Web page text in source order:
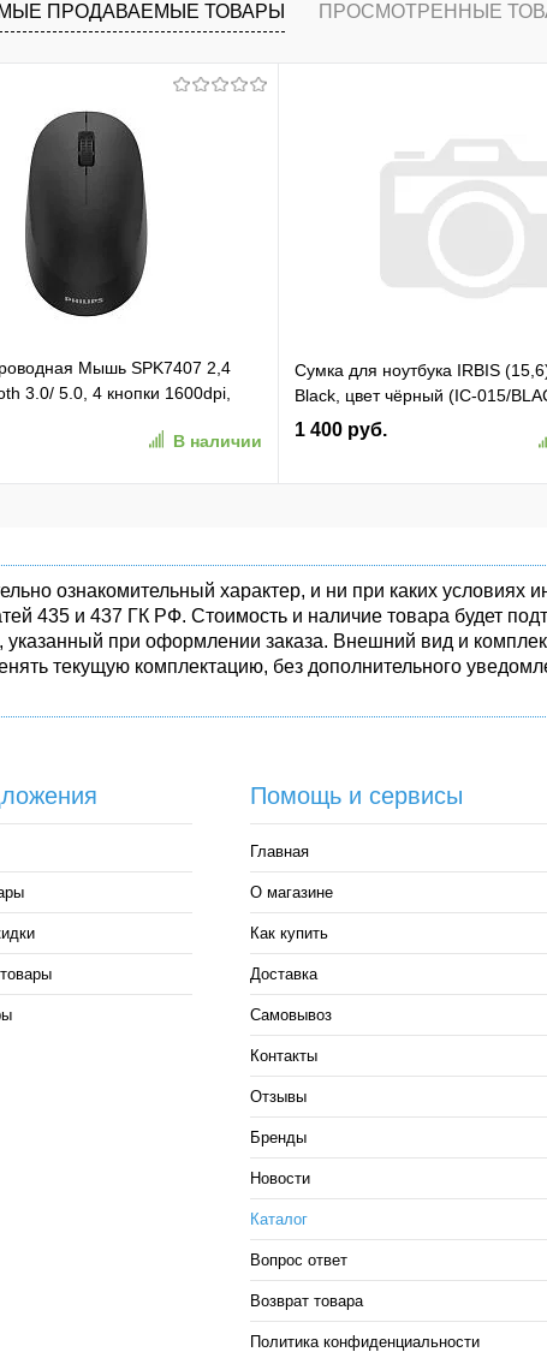
К сравнению
ПРОДАВАЕМЫЕ ТОВАРЫ ПРОСМОТРЕННЫЕ
Мышь SPK7407 2,4
3.0/ 5.0, 4 кнопки 1600dpi,
(SPK7407B/ 01)
В наличии
Сумка для ноутбука IRBIS
Black, цвет чёрный (IC-015/
1 400 руб.
ознакомительный характер, и ни при каких
435 и 437 ГК РФ. Стоимость и наличие товара будет
при оформлении заказа. Внешний вид и
текущую комплектацию, без дополнительного
Помощь и сервисы
Главная
О магазине
Как купить
Доставка
Самовывоз
Контакты
Отзывы
Бренды
Новости
Каталог
Вопрос ответ
Возврат товара
Политика конфиденциальности